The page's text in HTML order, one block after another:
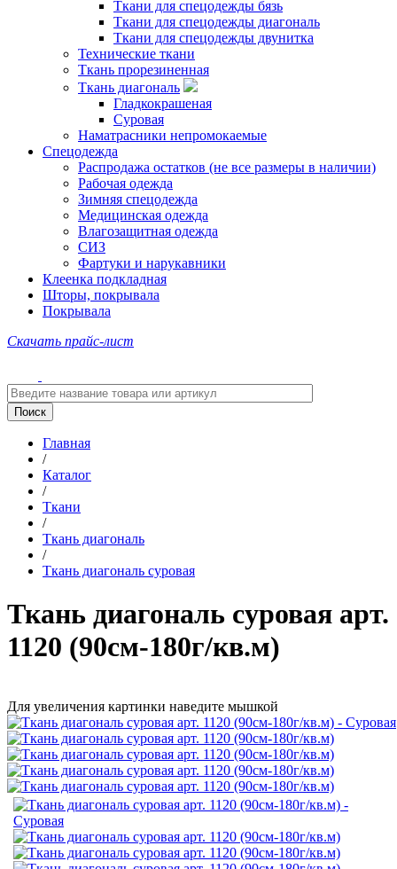
Ткани для спецодежды бязь
Ткани для спецодежды диагональ
Ткани для спецодежды двунитка
Технические ткани
Ткань прорезиненная
Ткань диагональ
Гладкокрашеная
Суровая
Наматрасники непромокаемые
Спецодежда
Распродажа остатков (не все размеры в наличии)
Рабочая одежда
Зимняя спецодежда
Медицинская одежда
Влагозащитная одежда
СИЗ
Фартуки и нарукавники
Клеенка подкладная
Шторы, покрывала
Покрывала
Скачать прайс-лист
Главная
/
Каталог
/
Ткани
/
Ткань диагональ
/
Ткань диагональ суровая
Ткань диагональ суровая арт.
1120 (90см-180г/кв.м)
Для увеличения картинки наведите мышкой